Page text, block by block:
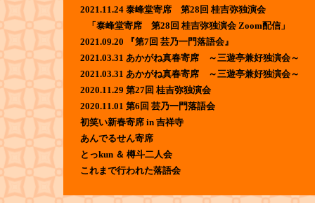
2021.11.24 泰峰堂寄席 第28回 桂吉弥独演会
「泰峰堂寄席 第28回 桂吉弥独演会 Zoom配信」
2021.09.20 『第7回 芸乃一門落語会』
2021.03.31 あかがね真春寄席 ～三遊亭兼好独演会～
2021.03.31 あかがね真春寄席 ～三遊亭兼好独演会～
2020.11.29 第27回 桂吉弥独演会
2020.11.01 第6回 芸乃一門落語会
初笑い新春寄席 in 吉祥寺
あんでるせん寄席
とっkun ＆ 樽斗二人会
これまで行われた落語会